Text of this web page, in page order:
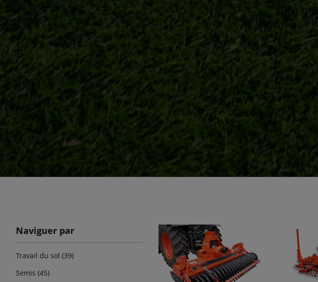
Naviguer par
Travail du sol (39)
Semis (45)